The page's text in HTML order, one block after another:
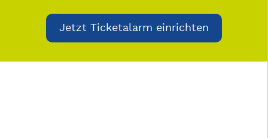
Jetzt Ticketalarm einrichten